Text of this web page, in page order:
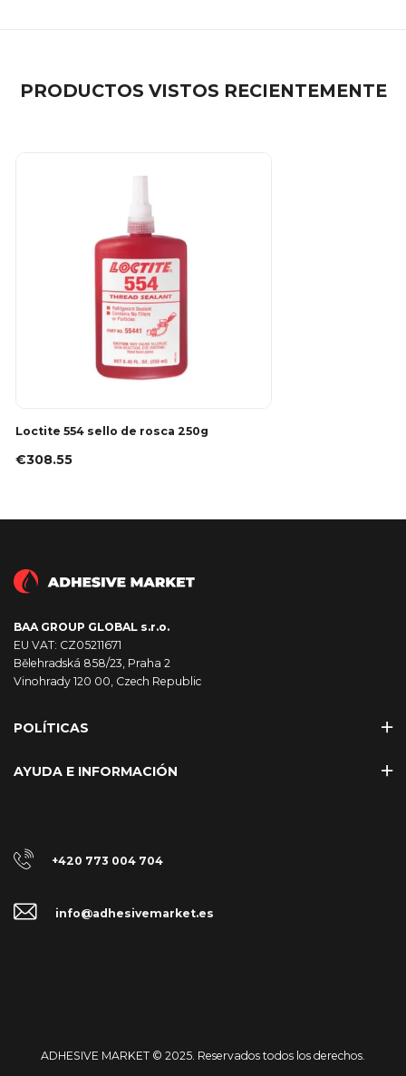
PRODUCTOS VISTOS RECIENTEMENTE
Loctite 554 sello de rosca 250g
€308.55
BAA GROUP GLOBAL s.r.o.
EU VAT: CZ05211671
Bělehradská 858/23, Praha 2
Vinohrady 120 00, Czech Republic
POLÍTICAS
AYUDA E INFORMACIÓN
+420 773 004 704
info@adhesivemarket.es
ADHESIVE MARKET © 2025. Reservados todos los derechos.